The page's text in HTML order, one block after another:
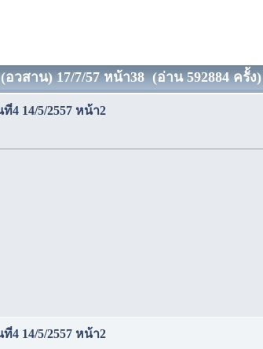
วสาน) 17/7/57 หน้า38 (อ่าน 592884 ครั้ง)
4 14/5/2557 หน้า2
4 14/5/2557 หน้า2